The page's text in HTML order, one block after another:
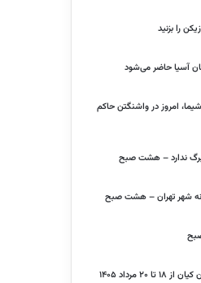
را بزنید
آسیا حاضر می‌شود
امروز در واشنگتن حاکم
ندارد – هشت صبح
مرداد ۱۴۰۵